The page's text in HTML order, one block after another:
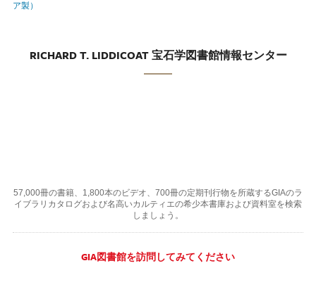
ア製）
RICHARD T. LIDDICOAT 宝石学図書館情報センター
57,000冊の書籍、1,800本のビデオ、700冊の定期刊行物を所蔵するGIAのラ
イブラリカタログおよび名高いカルティエの希少本書庫および資料室を検索
しましょう。
GIA図書館を訪問してみてください